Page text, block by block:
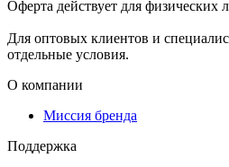
Оферта действует для физических
Для оптовых клиентов и
отдельные условия.
О компании
Миссия бренда
Поддержка